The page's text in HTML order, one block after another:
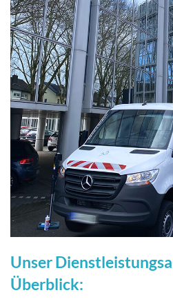
Unser
Überblick: